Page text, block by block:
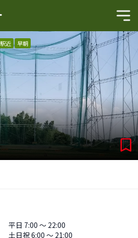
駅近 早朝
平日 7:00 〜 22:00
土日祝6:00 〜 21:00